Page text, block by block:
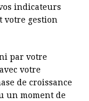
indicateurs
votre gestion
par votre
votre
de croissance
un moment de